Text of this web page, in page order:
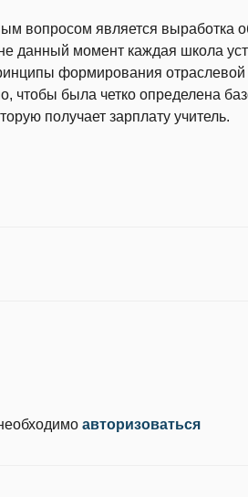
вопросом является выработка
данный момент каждая школа
формирования отраслевой
чтобы была четко определена
получает зарплату учитель.
авторизоваться